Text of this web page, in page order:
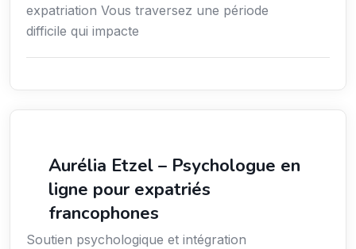
expatriation Vous traversez une période
difficile qui impacte
Aurélia Etzel – Psychologue en
ligne pour expatriés
francophones
Soutien psychologique et intégration